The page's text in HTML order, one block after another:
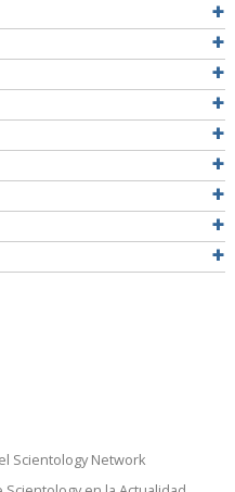
Scientology Network